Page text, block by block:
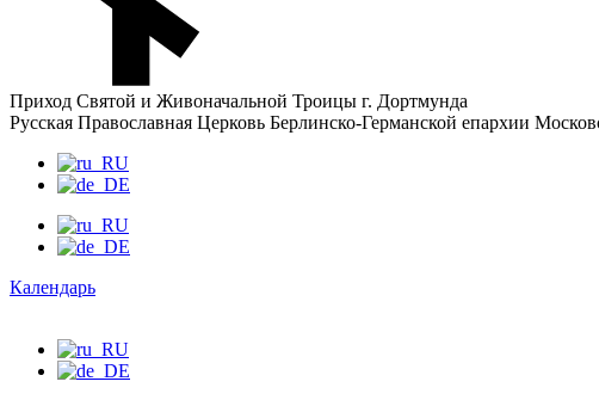
Приход Святой и Живоначальной Троицы г. Дортмунда
Русская Православная Церковь Берлинско-Германской епархии
Календарь